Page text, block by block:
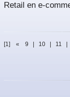
Retail en e-
[1] « 9 10 11